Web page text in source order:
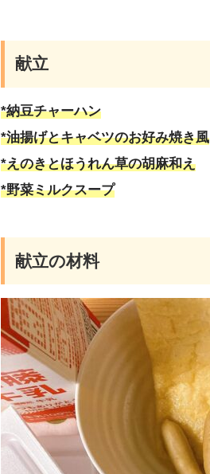
献立
*納豆チャーハン
*油揚げとキャベツのお好み焼き風
*えのきとほうれん草の胡麻和え
*野菜ミルクスープ
献立の材料